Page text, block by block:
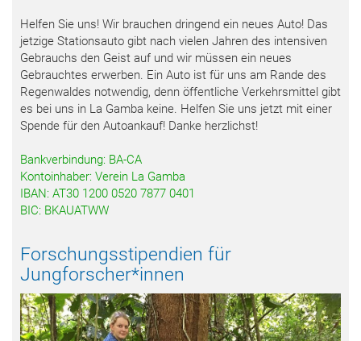
Helfen Sie uns! Wir brauchen dringend ein neues Auto! Das
jetzige Stationsauto gibt nach vielen Jahren des intensiven
Gebrauchs den Geist auf und wir müssen ein neues
Gebrauchtes erwerben. Ein Auto ist für uns am Rande des
Regenwaldes notwendig, denn öffentliche Verkehrsmittel gibt
es bei uns in La Gamba keine. Helfen Sie uns jetzt mit einer
Spende für den Autoankauf! Danke herzlichst!
Bankverbindung: BA-CA
Kontoinhaber: Verein La Gamba
IBAN: AT30 1200 0520 7877 0401
BIC: BKAUATWW
Forschungsstipendien für
Jungforscher*innen